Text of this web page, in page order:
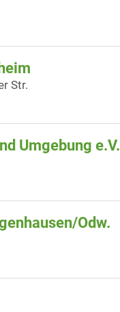
Str.
Umgebung e.V.
Odw.